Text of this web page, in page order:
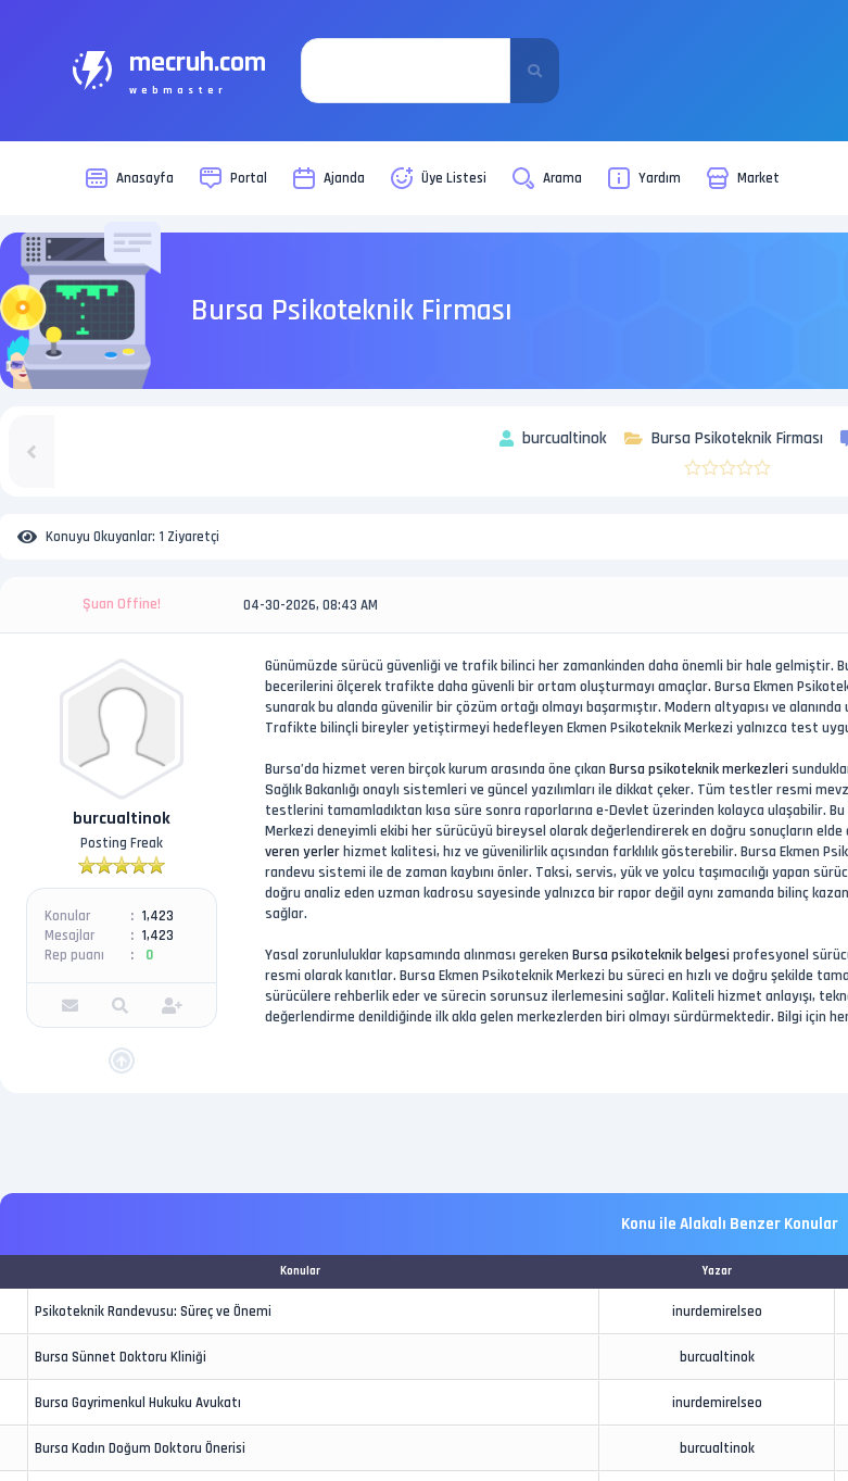
mecruh.com
webmaster
Anasayfa Portal Ajanda Üye Listesi Arama Yardım Market
Bursa Psikoteknik Firması
burcualtinok Bursa Psikoteknik Firması
Konuyu Okuyanlar: 1 Ziyaretçi
Şuan Offine! 04-30-2026, 08:43 AM
burcualtinok
Posting Freak
Konular
1,423
Mesajlar
1,423
Rep puanı
0
Günümüzde sürücü güvenliği ve trafik bilinci her zamankinden daha önemli bir hale gelmiştir.
becerilerini ölçerek trafikte daha güvenli bir ortam oluşturmayı amaçlar. Bursa Ekmen
sunarak bu alanda güvenilir bir çözüm ortağı olmayı başarmıştır. Modern altyapısı ve
Trafikte bilinçli bireyler yetiştirmeyi hedefleyen Ekmen Psikoteknik Merkezi yalnızca test
Bursa’da hizmet veren birçok kurum arasında öne çıkan Bursa psikoteknik merkezleri
Sağlık Bakanlığı onaylı sistemleri ve güncel yazılımları ile dikkat çeker. Tüm testler resmi
testlerini tamamladıktan kısa süre sonra raporlarına e-Devlet üzerinden kolayca ulaşabilir.
Merkezi deneyimli ekibi her sürücüyü bireysel olarak değerlendirerek en doğru sonuçların
veren yerlerhizmet kalitesi, hız ve güvenilirlik açısından farklılık gösterebilir. Bursa Ekmen
randevu sistemi ile de zaman kaybını önler. Taksi, servis, yük ve yolcu taşımacılığı yapan
doğru analiz eden uzman kadrosu sayesinde yalnızca bir rapor değil aynı zamanda bilinç
sağlar.
Yasal zorunluluklar kapsamında alınması gereken Bursa psikoteknik belgesi profesyonel
resmi olarak kanıtlar. Bursa Ekmen Psikoteknik Merkezi bu süreci en hızlı ve doğru şekilde
sürücülere rehberlik eder ve sürecin sorunsuz ilerlemesini sağlar. Kaliteli hizmet anlayışı,
değerlendirme denildiğinde ilk akla gelen merkezlerden biri olmayı sürdürmektedir. Bilgi için
Konu ile Alakalı Benzer Konular
Konular Yazar
Psikoteknik Randevusu: Süreç ve Önemi inurdemirelseo
Bursa Sünnet Doktoru Kliniği burcualtinok
Bursa Gayrimenkul Hukuku Avukatı inurdemirelseo
Bursa Kadın Doğum Doktoru Önerisi burcualtinok